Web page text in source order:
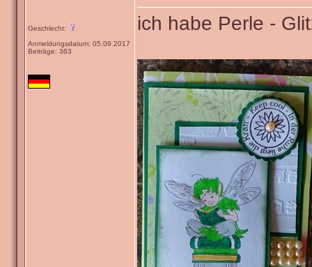
Geschlecht:
Anmeldungsdatum: 05.09.2017
Beiträge: 363
ich habe Perle -